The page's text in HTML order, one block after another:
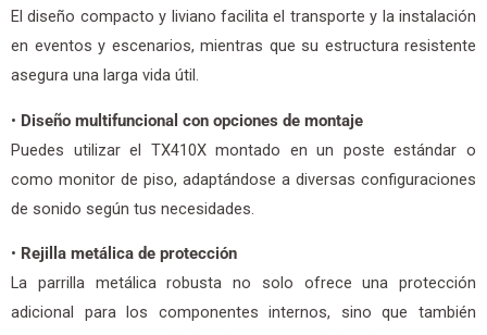
El diseño compacto y liviano facilita el transporte y la instalación
en eventos y escenarios, mientras que su estructura resistente
asegura una larga vida útil.
• Diseño multifuncional con opciones de montaje
Puedes utilizar el TX410X montado en un poste estándar o
como monitor de piso, adaptándose a diversas configuraciones
de sonido según tus necesidades.
• Rejilla metálica de protección
La parrilla metálica robusta no solo ofrece una protección
adicional para los componentes internos, sino que también